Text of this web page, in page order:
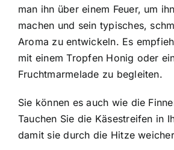
man ihn über einem Feuer, um
machen und sein typisches,
Aroma zu entwickeln. Es
mit einem Tropfen Honig oder
Fruchtmarmelade zu begleiten.
Sie können es auch wie die
Tauchen Sie die Käsestreifen in
damit sie durch die Hitze